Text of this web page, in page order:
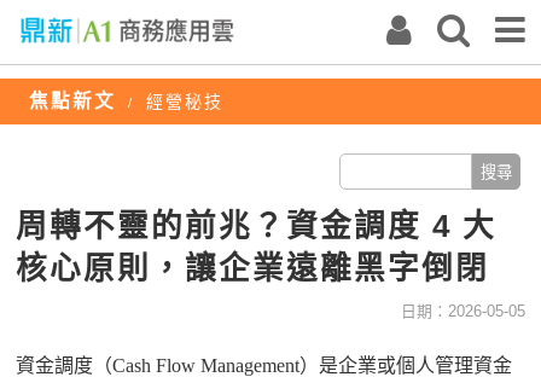
焦點新文 / 經營秘技
周轉不靈的前兆？資金調度 4 大
核心原則，讓企業遠離黑字倒閉
日期：2026-05-05
資金調度（Cash Flow Management）是企業或個人管理資金